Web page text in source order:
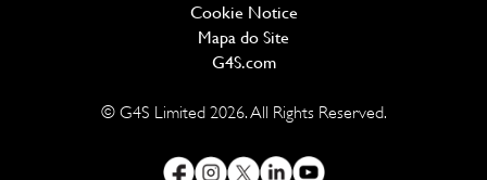
Cookie Notice
Mapa do Site
G4S.com(opens in new window)
© G4S Limited 2026. All Rights Reserved.